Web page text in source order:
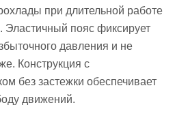
при длительной работе
Эластичный пояс фиксирует
давления и не
Конструкция с
без застежки обеспечивает
движений.